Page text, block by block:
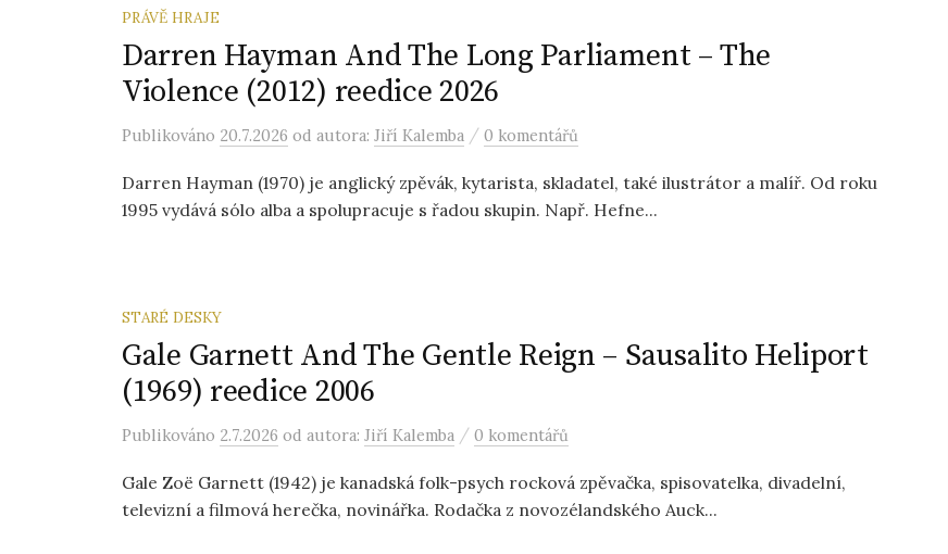
PRÁVĚ HRAJE
Darren Hayman And The Long Parliament – The
Violence (2012) reedice 2026
Publikováno 20.7.2026 od autora: Jiří Kalemba / 0 komentářů
Darren Hayman (1970) je anglický zpěvák, kytarista, skladatel, také ilustrátor a malíř. Od roku
1995 vydává sólo alba a spolupracuje s řadou skupin. Např. Hefne...
STARÉ DESKY
Gale Garnett And The Gentle Reign – Sausalito Heliport
(1969) reedice 2006
Publikováno 2.7.2026 od autora: Jiří Kalemba / 0 komentářů
Gale Zoë Garnett (1942) je kanadská folk-psych rocková zpěvačka, spisovatelka, divadelní,
televizní a filmová herečka, novinářka. Rodačka z novozélandského Auck...